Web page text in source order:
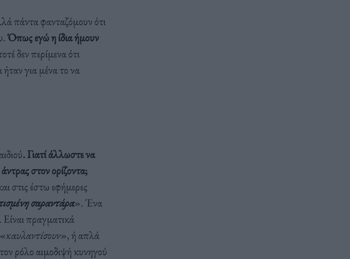
πάντα φανταζόμουν ότι
Όπως εγώ η ίδια ήμουν
δεν περίμενα ότι
για μένα το να
. Γιατί άλλωστε να
στον ορίζοντα;
στις έστω εφήμερες
σαραντάρα». Ένα
Είναι πραγματικά
καυλαντίσουν», ή απλά
ρόλο αιμοδιψή κυνηγού